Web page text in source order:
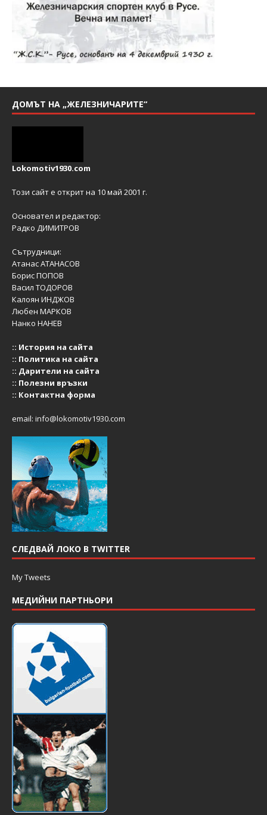
ДОМЪТ НА „ЖЕЛЕЗНИЧАРИТЕ“
Lokomotiv1930.com
Този сайт е открит на 10 май 2001 г.
Основател и редактор:
Радко ДИМИТРОВ
Сътрудници:
Атанас АТАНАСОВ
Борис ПОПОВ
Васил ТОДОРОВ
Калоян ИНДЖОВ
Любен МАРКОВ
Нанко НАНЕВ
:: История на сайта
:: Политика на сайта
:: Дарители на сайта
:: Полезни връзки
:: Контактна форма
email: info@lokomotiv1930.com
СЛЕДВАЙ ЛОКО В TWITTER
My Tweets
МЕДИЙНИ ПАРТНЬОРИ